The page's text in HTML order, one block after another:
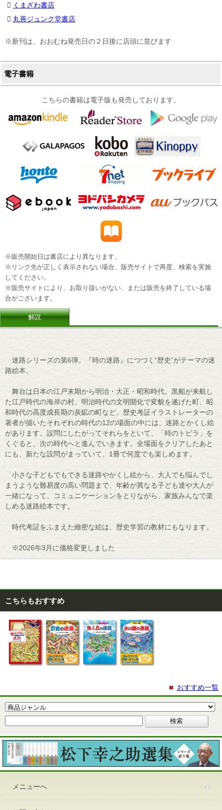
くまざわ書店
丸善ジュンク堂書店
※新刊は、おおむね発売日の２日後に店頭に並びます
電子書籍
こちらの書籍は電子版も発売しております。
※販売開始日は書店により異なります。
※リンク先が正しく表示されない場合、販売サイトで再度、検索を実施
してください。
※販売サイトにより、お取り扱いがない、または販売を終了している場
合がございます。
解説
迷路シリーズの第6弾。『時の迷路』につづく“歴史”がテーマの迷
路絵本。
舞台は日本の江戸末期から明治・大正・昭和時代。黒船が来航し
た江戸時代の海岸の村、明治時代の文明開化で変貌を遂げた町、昭
和時代の高度成長期の炭鉱の町など、歴史考証イラストレーターの
著者が描いたそれぞれの時代の12の場面の中には、迷路とかくし絵
があります。設問にしたがってそれらをといて、「時のトビラ」を
くぐると、次の時代へと進んでいきます。全場面をクリアしたあと
にも、新たな設問がまっていて、1冊で何度でも楽しめます。
小さな子どもでもできる迷路やかくし絵から、大人でも悩んでし
まうような難易度の高い問題まで、年齢が異なる子ども達や大人が
一緒になって、コミュニケーションをとりながら、家族みんなで楽
しめる迷路絵本です。
時代考証をふまえた緻密な絵は、歴史学習の教材にもなります。
※2026年3月に価格変更しました
こちらもおすすめ
おすすめ一覧
メニューへ